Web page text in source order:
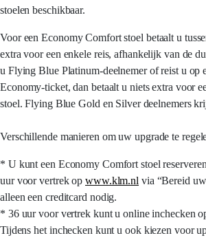
stoelen beschikbaar.
Voor een Economy Comfort stoel betaalt u
extra voor een enkele reis, afhankelijk van de
u Flying Blue Platinum-deelnemer of reist u op
Economy-ticket, dan betaalt u niets extra voor
stoel. Flying Blue Gold en Silver deelnemers
Verschillende manieren om uw upgrade te
* U kunt een Economy Comfort stoel
uur voor vertrek opwww.klm.nl via “Bereid
alleen een creditcard nodig.
* 36 uur voor vertrek kunt u online inchecken
Tijdens het inchecken kunt u ook kiezen voor